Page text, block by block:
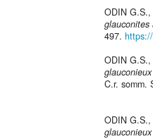
ODIN
glauconites
497.
ODIN
C.r. somm.
ODIN